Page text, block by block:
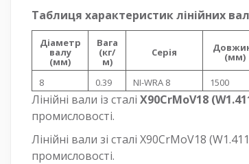
Таблиця характеристик лінійних
Діаметр
валу
(мм)
Вага
(кг/
м)
Серія (мм)
8 0.39 NI-WRA 8 1500
Лінійні вали із сталі X90CrMoV18
промисловості.
Лінійні вали зі сталі X90CrMoV18
промисловості.